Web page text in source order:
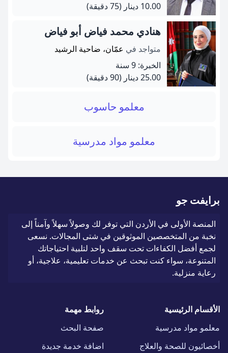
10.00 دينار
(75 دقيقة)
هنادي محمد فياض أبو فياض
متواجد في عمّان، ضاحية الرشيد
الخبرة: 9 سنة
25.00 دينار
(90 دقيقة)
معلمو حاسوب
معلمو مواد مدرسية
برايفت جو
المنصة الأولى في الأردن التي توفر لك وصولاً سهلاً وآمناً إلى
نخبة من المتخصصين الموثوقين في شتى المجالات. نسعى
لجمع أفضل الكفاءات تحت سقف واحد لتلبية احتياجاتك
المتنوعة، سواء كنت تبحث عن خدمات تعليمية، علاجية، أو
رعاية منزلية.
الأقسام الرئيسية
معلمو مواد مدرسية
أخصائيون للصحة والعلاج
روابط مهمة
صفحة البحث
اضافة خدمة جديدة